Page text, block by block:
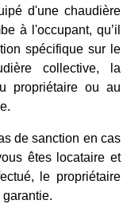
d'une chaudière
à l'occupant, qu’il
spécifique sur le
collective, la
propriétaire ou au
de sanction en cas
êtes locataire et
le propriétaire